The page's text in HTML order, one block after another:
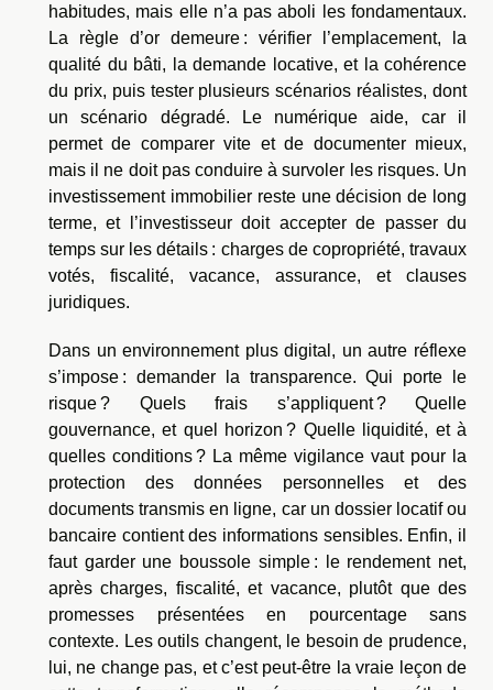
habitudes, mais elle n’a pas aboli les fondamentaux.
La règle d’or demeure : vérifier l’emplacement, la
qualité du bâti, la demande locative, et la cohérence
du prix, puis tester plusieurs scénarios réalistes, dont
un scénario dégradé. Le numérique aide, car il
permet de comparer vite et de documenter mieux,
mais il ne doit pas conduire à survoler les risques. Un
investissement immobilier reste une décision de long
terme, et l’investisseur doit accepter de passer du
temps sur les détails : charges de copropriété, travaux
votés, fiscalité, vacance, assurance, et clauses
juridiques.
Dans un environnement plus digital, un autre réflexe
s’impose : demander la transparence. Qui porte le
risque ? Quels frais s’appliquent ? Quelle
gouvernance, et quel horizon ? Quelle liquidité, et à
quelles conditions ? La même vigilance vaut pour la
protection des données personnelles et des
documents transmis en ligne, car un dossier locatif ou
bancaire contient des informations sensibles. Enfin, il
faut garder une boussole simple : le rendement net,
après charges, fiscalité, et vacance, plutôt que des
promesses présentées en pourcentage sans
contexte. Les outils changent, le besoin de prudence,
lui, ne change pas, et c’est peut-être la vraie leçon de